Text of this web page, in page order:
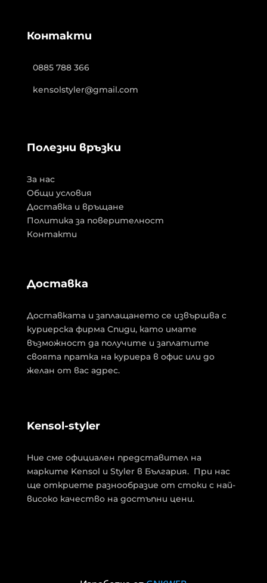
Контакти
0885 788 366
kensolstyler@gmail.com
Полезни връзки
За нас
Общи условия
Доставка и връщане
Политика за поверителност
Контакти
Доставка
Доставката и заплащането се извършва с
куриерска фирма Спиди, като имате
възможност да получите и заплатите
своята пратка на куриера в офис или до
желан от вас адрес.
Kensol-styler
Ние сме официален представител на
марките Kensol и Styler в България. При нас
ще откриете разнообразие от стоки с най-
високо качество на достъпни цени.